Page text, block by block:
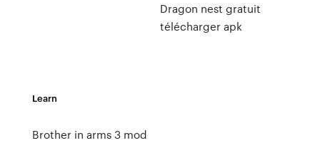
Dragon nest gratuit
télécharger apk
Learn
Brother in arms 3 mod